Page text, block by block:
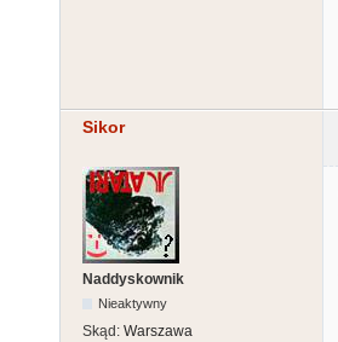
Sikor
Naddyskownik
Nieaktywny
Skąd: Warszawa